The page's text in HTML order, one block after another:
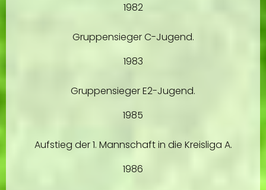
1982
Gruppensieger C-Jugend.
1983
Gruppensieger E2-Jugend.
1985
Aufstieg der 1. Mannschaft in die Kreisliga A.
1986